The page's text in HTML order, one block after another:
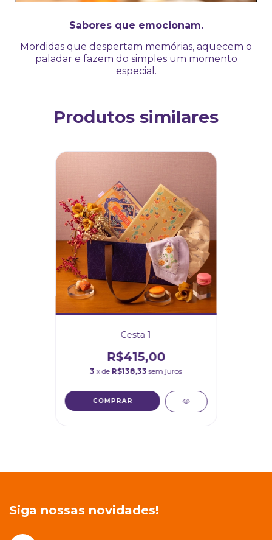
Sabores que emocionam.
Mordidas que despertam memórias, aquecem o
paladar e fazem do simples um momento
especial.
Produtos similares
Cesta 1
R$415,00
3 x de R$138,33 sem juros
Siga nossas novidades!